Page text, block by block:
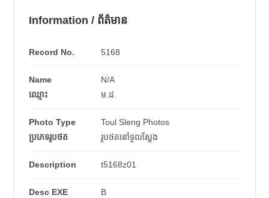
Information / ព័ត៌មាន
Record No. 5168
Name
N/A
ឈ្មោះ
ម.ដ.
Photo Type
Toul Sleng Photos
ប្រភេទរូបថត
រូបថតនៅទួលស្លែង
Description t5168z01
Desc EXE B